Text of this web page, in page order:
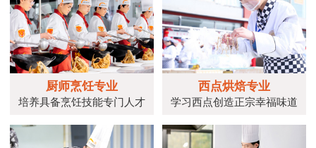
调研和参考文章中的信息，西点学校
的学费大致可以分为
厨师烹饪专业
培养具备烹饪技能专门人才
西点烘焙专业
学习西点创造正宗幸福味道